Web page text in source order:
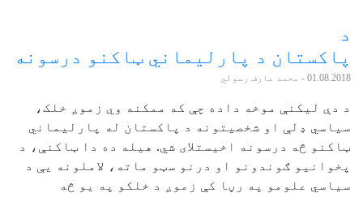
د
پاکستان د پارليماني ټاکنو درسونه
01.08.2018 - محمد عارف رسولي
د دې لیکنې موخه داده چې که ممکنه وي زموږ خلک،
سیاسي ډلې او شخصیتونه د پاکستان له پارلیماني
ټاکنو څه درسونه اخیستلای شي. هیله ده دا ټاکنې، د
پخوانیو ګوندونو او درنو سټو ماته، لاملونه یې د
سیاسي علومو په رڼا کې زموږ د خلکو په یو څه